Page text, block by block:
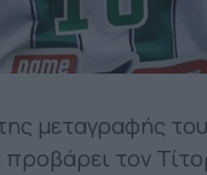
μεταγραφής
προβάρει τον